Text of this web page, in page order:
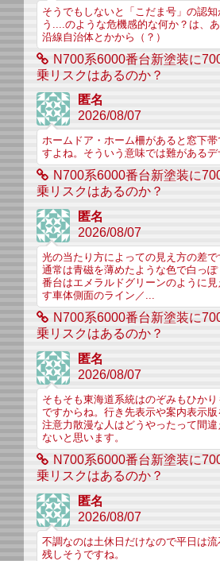
そうでもしないと「こだま号」の認
う....のような危機感的な何か？は、
沿線自治体とかから（？）
N700系6000番台新塗装に
乗リスクはあるのか？
匿名
2026/08/07
ホームドア・ホーム柵があると窓下
すよね。そういう意味では難があるデ
N700系6000番台新塗装に
乗リスクはあるのか？
匿名
2026/08/07
光の当たり方によっての見え方の差
通常は青磁を薄めたような色で白っ
番台はエメラルドグリーンのように
す車体側面のライン／...
N700系6000番台新塗装に
乗リスクはあるのか？
匿名
2026/08/07
そもそも東海道系統はのぞみもひか
ですからね。行き先表示や案内表示
注意力散漫な人はどうやったって間
ないと思います。
N700系6000番台新塗装に
乗リスクはあるのか？
匿名
2026/08/07
不調なのは土休日だけなので平日は
残しそうですね。